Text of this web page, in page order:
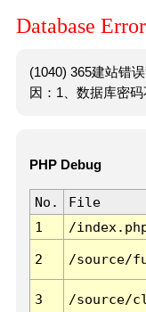
Database Error
(1040) 365建站错
因：1、数据库密码
PHP Debug
No. File
1
/
2 /source/
3 /source/